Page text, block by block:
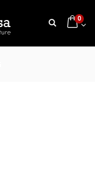
0